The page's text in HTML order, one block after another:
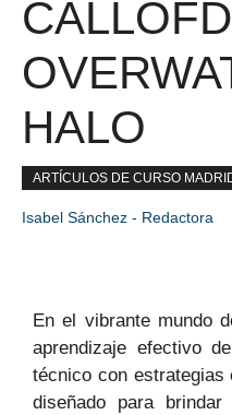
HALO
ARTÍCULOS DE CURSO
Isabel Sánchez - Redactora
En el vibrante mundo
aprendizaje efectivo
técnico con
diseñado para brindar